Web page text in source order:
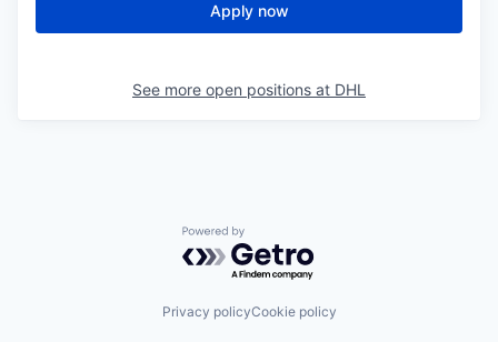
Apply now
See more open positions at DHL
Powered by Getro.com
Privacy policyCookie policy